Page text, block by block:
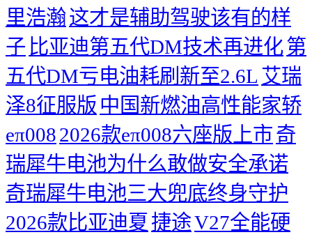
里浩瀚这才是辅助驾驶该有的样
子 比亚迪第五代DM技术再进化第
五代DM亏电油耗刷新至2.6L 艾瑞
泽8征服版 中国新燃油高性能家轿
eπ0082026款eπ008六座版上市奇
瑞犀牛电池为什么敢做安全承诺
奇瑞犀牛电池三大兜底终身守护
2026款比亚迪夏 捷途V27全能硬